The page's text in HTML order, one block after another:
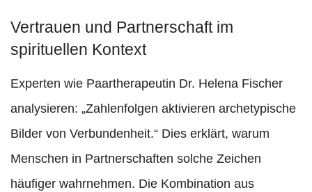
Vertrauen und Partnerschaft im
spirituellen Kontext
Experten wie Paartherapeutin Dr. Helena Fischer
analysieren: „Zahlenfolgen aktivieren archetypische
Bilder von Verbundenheit.“ Dies erklärt, warum
Menschen in Partnerschaften solche Zeichen
häufiger wahrnehmen. Die Kombination aus